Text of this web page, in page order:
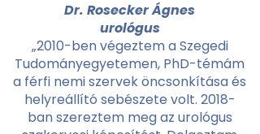
Dr. Rosecker Ágnes
urológus
„2010-ben végeztem a Szegedi
Tudományegyetemen, PhD-témám
a férfi nemi szervek öncsonkítása és
helyreállító sebészete volt. 2018-
ban szereztem meg az urológus